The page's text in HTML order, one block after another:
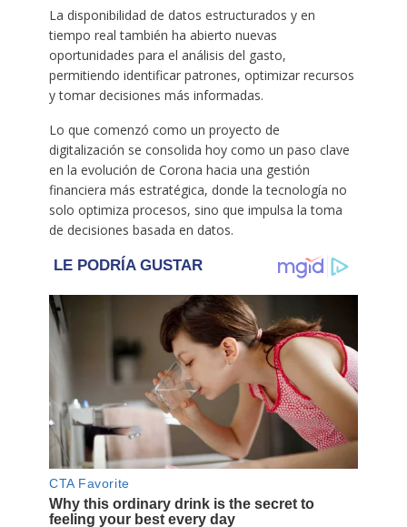
La disponibilidad de datos estructurados y en
tiempo real también ha abierto nuevas
oportunidades para el análisis del gasto,
permitiendo identificar patrones, optimizar recursos
y tomar decisiones más informadas.
Lo que comenzó como un proyecto de
digitalización se consolida hoy como un paso clave
en la evolución de Corona hacia una gestión
financiera más estratégica, donde la tecnología no
solo optimiza procesos, sino que impulsa la toma
de decisiones basada en datos.